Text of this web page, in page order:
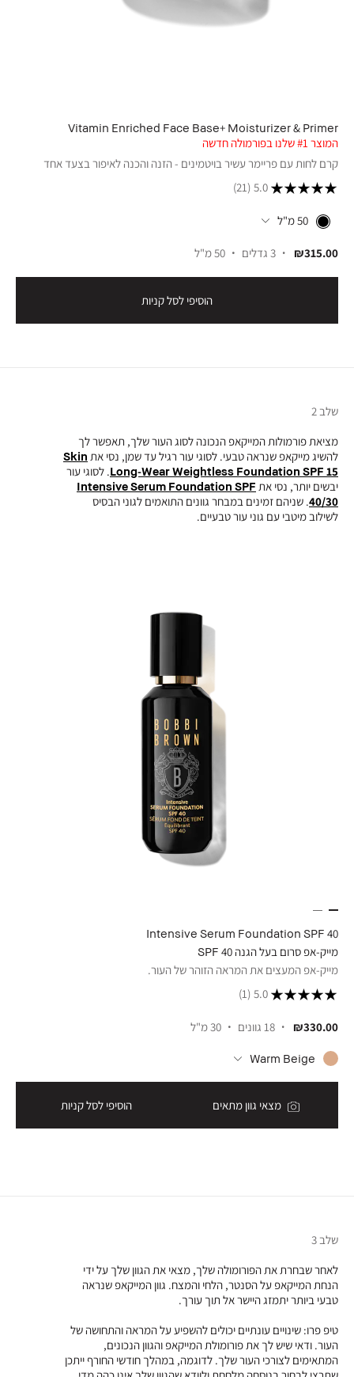
Vitamin Enriched Face Base+ Moisturizer & Primer
המוצר #1 שלנו בפורמולה חדשה
קרם לחות עם פריימר עשיר בויטמינים - הזנה והכנה לאיפור בצעד אחד
5.0
(21)
50 מ"ל
₪315.00 3 גדלים 50 מ"ל
הוסיפי לסל קניות
שלב 2
מציאת פורמולות המייקאפ הנכונה לסוג העור שלך, תאפשר לך
להשיג מייקאפ שנראה טבעי. לסוגי עור רגיל עד שמן, נסי את Skin
Long-Wear Weightless Foundation SPF 15. לסוגי עור
יבשים יותר, נסי את Intensive Serum Foundation SPF
40/30. שניהם זמינים במבחר גוונים התואמים לגוני הבסיס
לשילוב מיטבי עם גוני עור טבעיים.
Intensive Serum Foundation SPF 40
מייק-אפ סרום בעל הגנה 40 SPF
מייק-אפ המעצים את המראה הזוהר של העור.
5.0
(1)
₪330.00 18 גוונים 30 מ"ל
Warm Beige
מצאי גוון מתאים הוסיפי לסל קניות
שלב 3
לאחר שבחרת את הפורומולה שלך, מצאי את הגוון שלך על ידי
הנחת המייקאפ על הסנטר, הלחי והמצח. גוון המייקאפ שנראה
טבעי ביותר יתמזג היישר אל תוך עורך.
טיפ פרו: שינויים עונתיים יכולים להשפיע על המראה והתחושה של
העור. ודאי שיש לך את פורומולת המייקאפ והגוון הנכונים,
המתאימים לצורכי העור שלך. לדוגמה, במהלך חודשי החורף ייתכן